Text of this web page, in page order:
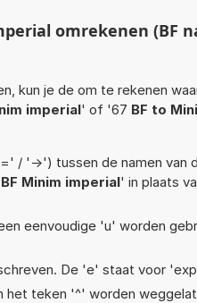
omrekenen (BF
kun je de om te rekenen
imperial' of '67 BF to
/ '->') tussen de namen van
BF Minim imperial' in plaats
eenvoudige 'u' worden
De 'e' staat voor
het teken '^' worden